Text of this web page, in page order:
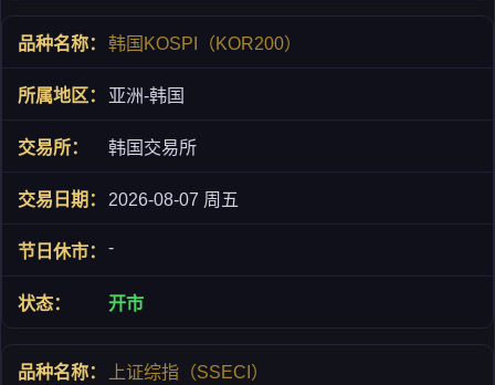
韩国KOSPI（KOR200）
亚洲-韩国
韩国交易所
2026-08-07 周五
-
开市
上证综指（SSECI）